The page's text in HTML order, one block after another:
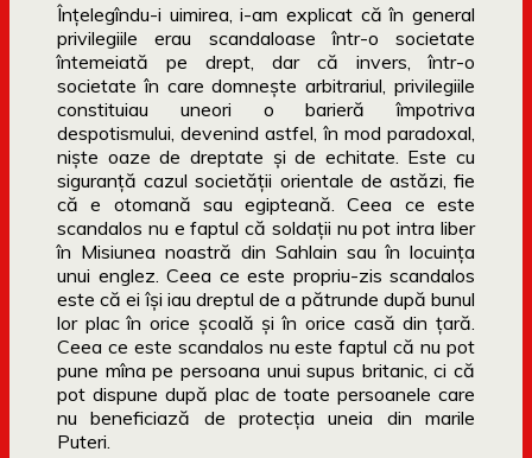
Înţelegîndu-i uimirea, i-am explicat că în general
privilegiile erau scandaloase într-o societate
întemeiată pe drept, dar că invers, într-o
societate în care domneşte arbitrariul, privilegiile
constituiau uneori o barieră împotriva
despotismului, devenind astfel, în mod paradoxal,
nişte oaze de dreptate şi de echitate. Este cu
siguranţă cazul societăţii orientale de astăzi, fie
că e otomană sau egipteană. Ceea ce este
scandalos nu e faptul că soldaţii nu pot intra liber
în Misiunea noastră din Sahlain sau în locuinţa
unui englez. Ceea ce este propriu-zis scandalos
este că ei îşi iau dreptul de a pătrunde după bunul
lor plac în orice şcoală şi în orice casă din ţară.
Ceea ce este scandalos nu este faptul că nu pot
pune mîna pe persoana unui supus britanic, ci că
pot dispune după plac de toate persoanele care
nu beneficiază de protecţia uneia din marile
Puteri.